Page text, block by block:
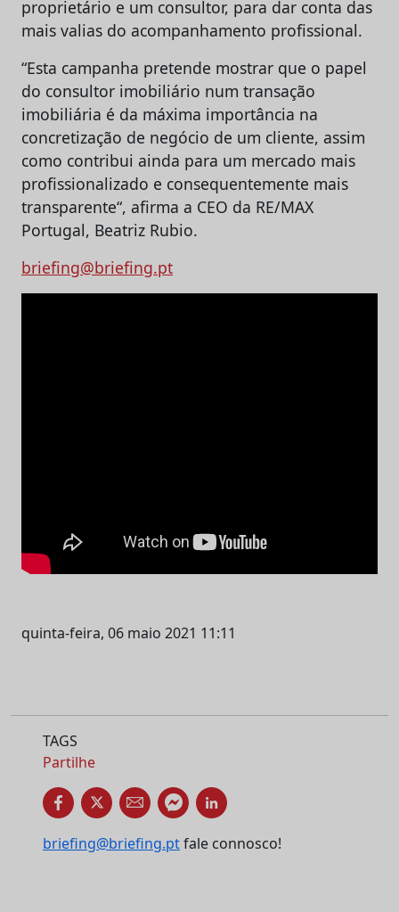
proprietário e um consultor, para dar conta das
mais valias do acompanhamento profissional.
“Esta campanha pretende mostrar que o papel
do consultor imobiliário num transação
imobiliária é da máxima importância na
concretização de negócio de um cliente, assim
como contribui ainda para um mercado mais
profissionalizado e consequentemente mais
transparente“, afirma a CEO da RE/MAX
Portugal, Beatriz Rubio.
briefing@briefing.pt
quinta-feira, 06 maio 2021 11:11
TAGS
Partilhe
briefing@briefing.ptfale connosco!